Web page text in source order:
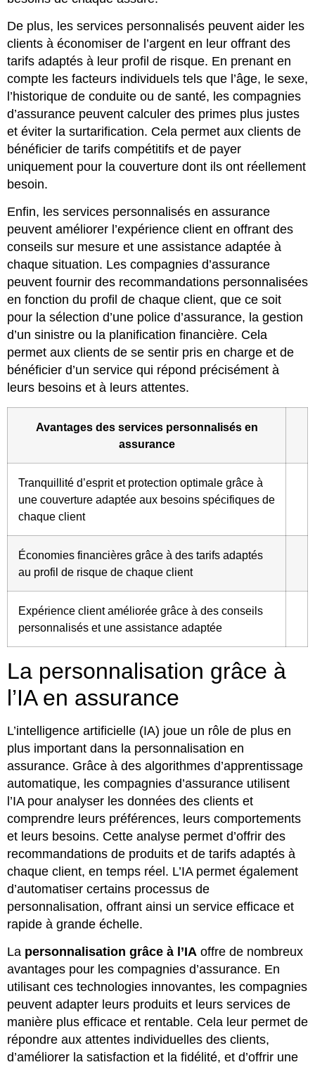
De plus, les services personnalisés peuvent aider les
clients à économiser de l’argent en leur offrant des
tarifs adaptés à leur profil de risque. En prenant en
compte les facteurs individuels tels que l’âge, le sexe,
l’historique de conduite ou de santé, les compagnies
d’assurance peuvent calculer des primes plus justes
et éviter la surtarification. Cela permet aux clients de
bénéficier de tarifs compétitifs et de payer
uniquement pour la couverture dont ils ont réellement
besoin.
Enfin, les services personnalisés en assurance
peuvent améliorer l’expérience client en offrant des
conseils sur mesure et une assistance adaptée à
chaque situation. Les compagnies d’assurance
peuvent fournir des recommandations personnalisées
en fonction du profil de chaque client, que ce soit
pour la sélection d’une police d’assurance, la gestion
d’un sinistre ou la planification financière. Cela
permet aux clients de se sentir pris en charge et de
bénéficier d’un service qui répond précisément à
leurs besoins et à leurs attentes.
Avantages des services personnalisés en
assurance
Tranquillité d’esprit et protection optimale grâce à
une couverture adaptée aux besoins spécifiques de
chaque client
Économies financières grâce à des tarifs adaptés
au profil de risque de chaque client
Expérience client améliorée grâce à des conseils
personnalisés et une assistance adaptée
La personnalisation grâce à
l’IA en assurance
L’intelligence artificielle (IA) joue un rôle de plus en
plus important dans la personnalisation en
assurance. Grâce à des algorithmes d’apprentissage
automatique, les compagnies d’assurance utilisent
l’IA pour analyser les données des clients et
comprendre leurs préférences, leurs comportements
et leurs besoins. Cette analyse permet d’offrir des
recommandations de produits et de tarifs adaptés à
chaque client, en temps réel. L’IA permet également
d’automatiser certains processus de
personnalisation, offrant ainsi un service efficace et
rapide à grande échelle.
La personnalisation grâce à l’IA offre de nombreux
avantages pour les compagnies d’assurance. En
utilisant ces technologies innovantes, les compagnies
peuvent adapter leurs produits et leurs services de
manière plus efficace et rentable. Cela leur permet de
répondre aux attentes individuelles des clients,
d’améliorer la satisfaction et la fidélité, et d’offrir une